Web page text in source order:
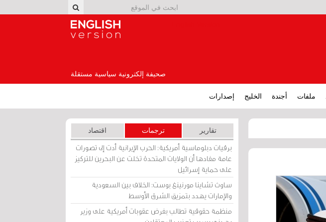
صحيفة إلكترونية سياسية مستقلة
ملفات أجندة الخليج إصدارات
تقارير ترجمات اقتصاد
برقيات دبلوماسية أمريكية: الحرب الإيرانية أدت إلى تصورات
عامة مفادها أن الولايات المتحدة تخلت عن البحرين للتركيز
على حماية إسرائيل
ساوث تشاينا مورنينغ بوست: الخلاف بين السعودية
والإمارات يهدد بتمزيق الشرق الأوسط
منظمة حقوقية تطالب بفرض عقوبات أمريكية على وزير